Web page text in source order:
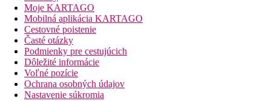
Moje KARTAGO
Mobilná aplikácia KARTAGO
Cestovné poistenie
Časté otázky
Podmienky pre cestujúcich
Dôležité informácie
Voľné pozície
Ochrana osobných údajov
Nastavenie súkromia